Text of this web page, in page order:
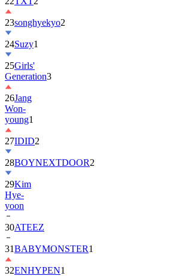
23songhyekyo2
24Suzy1
25Girls'
Generation3
26Jang
Won-
young1
27IDID2
28BOYNEXTDOOR2
29Kim
Hye-
yoon
30ATEEZ
31BABYMONSTER1
32ENHYPEN1